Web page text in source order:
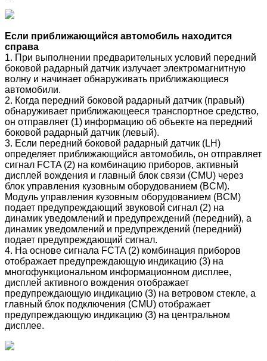
Если приближающийся автомобиль находится
справа
1. При выполнении предварительных условий передний
боковой радарный датчик излучает электромагнитную
волну и начинает обнаруживать приближающиеся
автомобили.
2. Когда передний боковой радарный датчик (правый)
обнаруживает приближающееся транспортное средство,
он отправляет (1) информацию об объекте на передний
боковой радарный датчик (левый).
3. Если передний боковой радарный датчик (LH)
определяет приближающийся автомобиль, он отправляет
сигнал FCTA (2) на комбинацию приборов, активный
дисплей вождения и главный блок связи (CMU) через
блок управления кузовным оборудованием (BCM).
Модуль управления кузовным оборудованием (BCM)
подает предупреждающий звуковой сигнал (2) на
динамик уведомлений и предупреждений (передний), а
динамик уведомлений и предупреждений (передний)
подает предупреждающий сигнал.
4. На основе сигнала FCTA (2) комбинация приборов
отображает предупреждающую индикацию (3) на
многофункциональном информационном дисплее,
дисплей активного вождения отображает
предупреждающую индикацию (3) на ветровом стекле, а
главный блок подключения (CMU) отображает
предупреждающую индикацию (3) на центральном
дисплее.